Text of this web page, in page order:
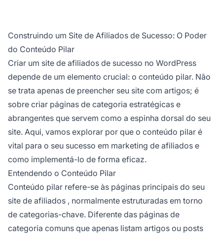
Construindo um Site de Afiliados de Sucesso: O Poder
do Conteúdo Pilar
Criar um site de afiliados de sucesso no WordPress
depende de um elemento crucial: o conteúdo pilar. Não
se trata apenas de preencher seu site com artigos; é
sobre criar páginas de categoria estratégicas e
abrangentes que servem como a espinha dorsal do seu
site. Aqui, vamos explorar por que o conteúdo pilar é
vital para o seu sucesso em marketing de afiliados e
como implementá-lo de forma eficaz.
Entendendo o Conteúdo Pilar
Conteúdo pilar refere-se às páginas principais do seu
site de afiliados , normalmente estruturadas em torno
de categorias-chave. Diferente das páginas de
categoria comuns que apenas listam artigos ou posts